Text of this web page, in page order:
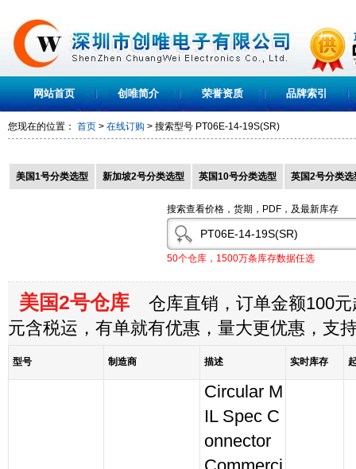
网站首页 创唯简介 荣誉资质 品牌索引
您现在的位置： 首页 > 在线订购 > 搜索型号 PT06E-14-19S(SR)
美国1号分类选型 新加坡2号分类选型 英国10号分类选型 英国2号分类选
搜索查看价格，货期，PDF，及最新库存
50个仓库，1500万条库存数据任选
美国2号仓库 仓库直销，订单金额100元
元含税运，有单就有优惠，量大更优惠，支
型号 制造商 描述 实时库存
Circular M
IL Spec C
onnector